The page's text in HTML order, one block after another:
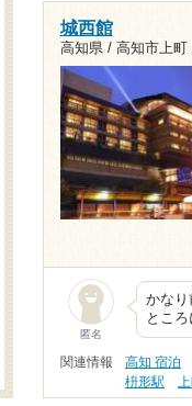
城西館
高知県 / 高知市上町
匿名
かなり
とこ
関連情報 高知 宿泊
枡形駅